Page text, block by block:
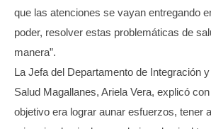
que las atenciones se vayan entregando
poder, resolver estas problemáticas de
manera”.
La Jefa del Departamento de Integración
Salud Magallanes, Ariela Vera, explicó
objetivo era lograr aunar esfuerzos, tener